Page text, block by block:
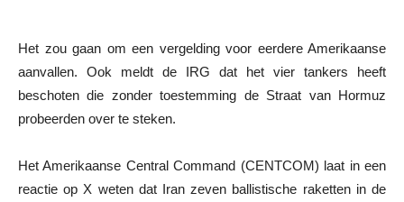
Het zou gaan om een vergelding voor eerdere Amerikaanse
aanvallen. Ook meldt de IRG dat het vier tankers heeft
beschoten die zonder toestemming de Straat van Hormuz
probeerden over te steken.
Het Amerikaanse Central Command (CENTCOM) laat in een
reactie op X weten dat Iran zeven ballistische raketten in de